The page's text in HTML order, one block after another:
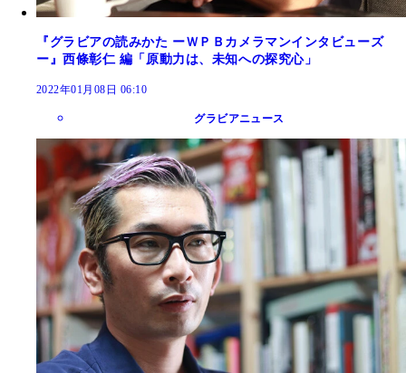
『グラビアの読みかた ーＷＰＢカメラマンインタビューズ
ー』西條彰仁 編「原動力は、未知への探究心」
2022年01月08日 06:10
グラビアニュース